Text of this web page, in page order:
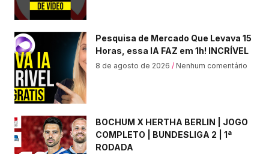
Pesquisa de Mercado Que Levava 15
Horas, essa IA FAZ em 1h! INCRÍVEL
8 de agosto de 2026 Nenhum comentário
BOCHUM X HERTHA BERLIN | JOGO
COMPLETO | BUNDESLIGA 2 | 1ª
RODADA